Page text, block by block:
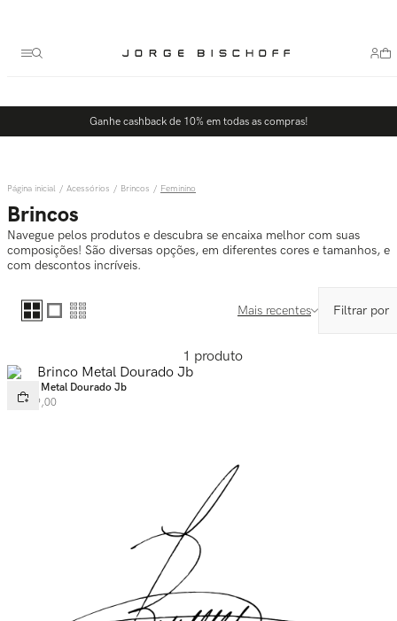
Ganhe cashback de 10% em todas as compras!
Acessórios Brincos Feminino
Brincos
Navegue pelos produtos e descubra se encaixa melhor com suas
composições! São diversas opções, em diferentes cores e tamanhos, e
com descontos incríveis.
Mais recentes
1 produto
Brinco Metal Dourado Jb
R$ 129,00